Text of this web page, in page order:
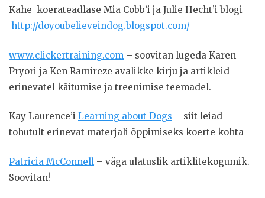
Kahe koerateadlase Mia Cobb’i ja Julie Hecht’i blogi
http://doyoubelieveindog.blogspot.com/
www.clickertraining.com – soovitan lugeda Karen
Pryori ja Ken Ramireze avalikke kirju ja artikleid
erinevatel käitumise ja treenimise teemadel.
Kay Laurence’i Learning about Dogs – siit leiad
tohutult erinevat materjali õppimiseks koerte kohta
Patricia McConnell – väga ulatuslik artiklitekogumik.
Soovitan!